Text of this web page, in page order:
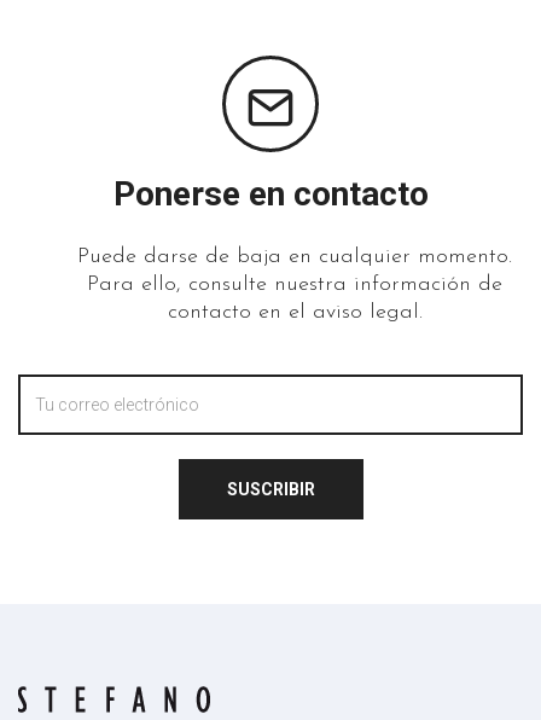
Ponerse en contacto
Puede darse de baja en cualquier momento.
Para ello, consulte nuestra información de
contacto en el aviso legal.
SUSCRIBIR